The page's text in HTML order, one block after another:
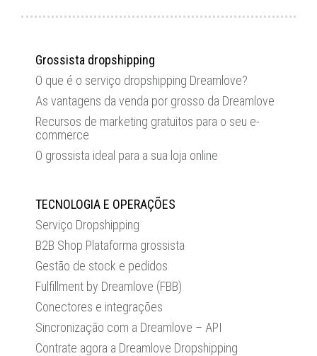
Grossista dropshipping
O que é o serviço dropshipping Dreamlove?
As vantagens da venda por grosso da Dreamlove
Recursos de marketing gratuitos para o seu e-
commerce
O grossista ideal para a sua loja online
TECNOLOGIA E OPERAÇÕES
Serviço Dropshipping
B2B Shop Plataforma grossista
Gestão de stock e pedidos
Fulfillment by Dreamlove (FBB)
Conectores e integrações
Sincronização com a Dreamlove – API
Contrate agora a Dreamlove Dropshipping